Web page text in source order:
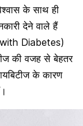
के साथ ही
देने वाले हैं
Diabetes)
की वजह से बेहतर
के कारण